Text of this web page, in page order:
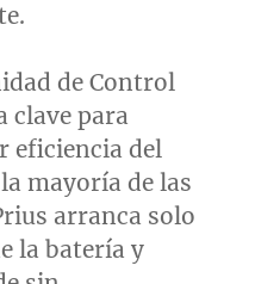
de Control
clave para
eficiencia del
mayoría de las
arranca solo
la batería y